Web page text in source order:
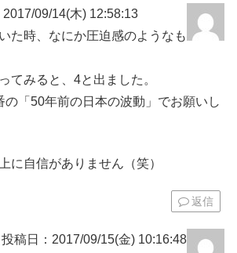
09/14(木) 12:58:13
た時、なにか圧迫感のようなも
てみると、4と出ました。
の「50年前の日本の波動」でお願いし
に自信がありません（笑）
返信
投稿日：2017/09/15(金) 10:16:48